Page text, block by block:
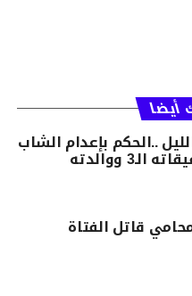
أيضا
..الحكم بإعدام الشاب
ووالدته
قاتل الفتاة